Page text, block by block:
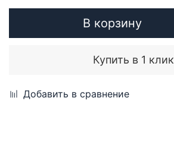
В корзину
Купить в 1 клик
Добавить в сравнение